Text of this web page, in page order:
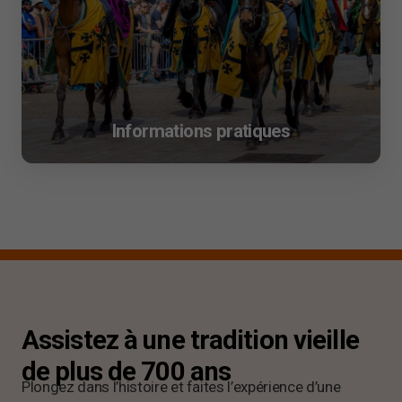
Informations pratiques
Assistez à une tradition vieille
de plus de 700 ans
Plongez dans l’histoire et faites l’expérience d’une